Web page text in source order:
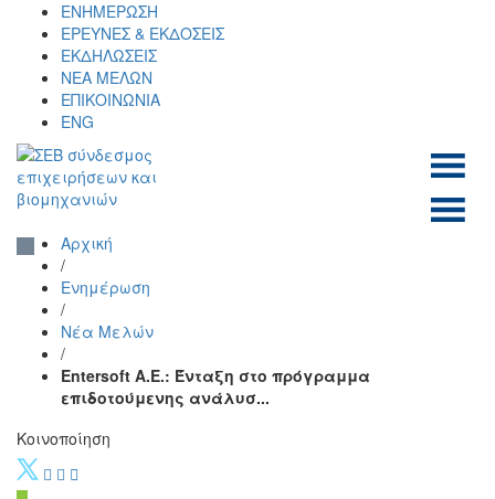
content
ΕΝΗΜΕΡΩΣΗ
ΕΡΕΥΝΕΣ & ΕΚΔΟΣΕΙΣ
ΕΚΔΗΛΩΣΕΙΣ
ΝΕΑ ΜΕΛΩΝ
ΕΠΙΚΟΙΝΩΝΙΑ
ENG
επιχειρήσεων και
βιομηχανιών
Αρχική
/
Ενημέρωση
/
Νέα Μελών
/
Entersoft A.E.: Ένταξη στο πρόγραμμα
επιδοτούμενης ανάλυσ...
Κοινοποίηση